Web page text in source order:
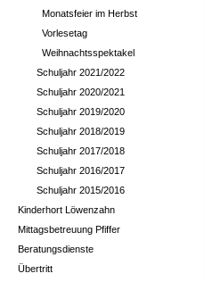
Monatsfeier im Herbst
Vorlesetag
Weihnachtsspektakel
Schuljahr 2021/2022
Schuljahr 2020/2021
Schuljahr 2019/2020
Schuljahr 2018/2019
Schuljahr 2017/2018
Schuljahr 2016/2017
Schuljahr 2015/2016
Kinderhort Löwenzahn
Mittagsbetreuung Pfiffer
Beratungsdienste
Übertritt